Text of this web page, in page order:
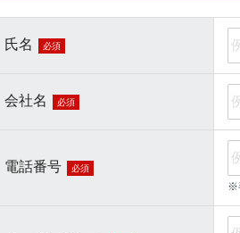
氏名 必須
会社名 必須
電話番号 必須
※